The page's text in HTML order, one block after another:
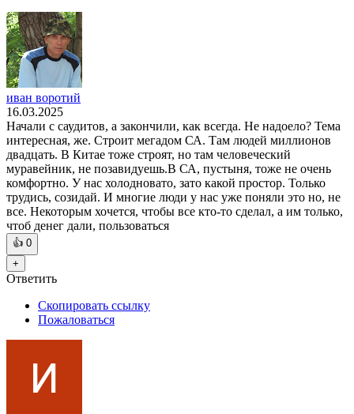
иван воротий
16.03.2025
Начали с саудитов, а закончили, как всегда. Не надоело? Тема
интересная, же. Строит мегадом СА. Там людей миллионов
двадцать. В Китае тоже строят, но там человеческий
муравейник, не позавидуешь.В СА, пустыня, тоже не очень
комфортно. У нас холодновато, зато какой простор. Только
трудись, созидай. И многие люди у нас уже поняли это но, не
все. Некоторым хочется, чтобы все кто-то сделал, а им только,
чтоб денег дали, пользоваться
👍 0
+
Ответить
Скопировать ссылку
Пожаловаться